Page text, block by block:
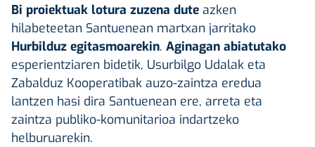
Bi proiektuak lotura zuzena dute azken
hilabeteetan Santuenean martxan jarritako
Hurbilduz egitasmoarekin. Aginagan abiatutako
esperientziaren bidetik, Usurbilgo Udalak eta
Zabalduz Kooperatibak auzo-zaintza eredua
lantzen hasi dira Santuenean ere, arreta eta
zaintza publiko-komunitarioa indartzeko
helburuarekin.